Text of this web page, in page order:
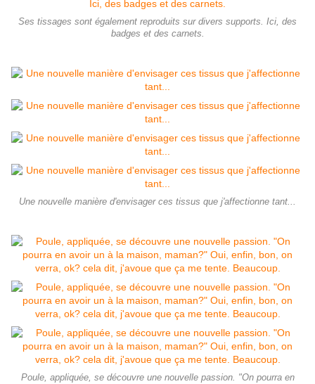
Ses tissages sont également reproduits sur divers supports. Ici, des
badges et des carnets.
Une nouvelle manière d'envisager ces tissus que j'affectionne tant...
Poule, appliquée, se découvre une nouvelle passion. "On pourra en